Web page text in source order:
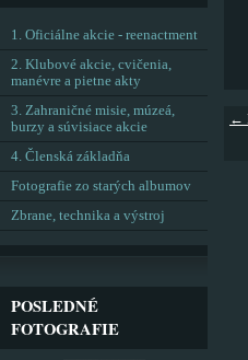
←
1. Oficiálne akcie - reenactment
2. Klubové akcie, cvičenia,
manévre a pietne akty
3. Zahraničné misie, múzeá,
burzy a súvisiace akcie
4. Členská základňa
Fotografie zo starých albumov
Zbrane, technika a výstroj
POSLEDNÉ
FOTOGRAFIE